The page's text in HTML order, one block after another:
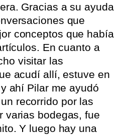
Gracias a su ayuda
que
conceptos que había
En cuanto a
visitar las
acudí allí, estuve en
ahí Pilar me ayudó
recorrido por las
varias bodegas, fue
Y luego hay una